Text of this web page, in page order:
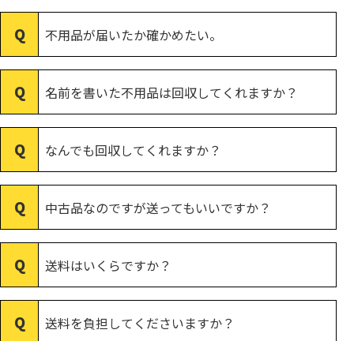
不用品が届いたか確かめたい。
名前を書いた不用品は回収してくれますか？
なんでも回収してくれますか？
中古品なのですが送ってもいいですか？
送料はいくらですか？
送料を負担してくださいますか？